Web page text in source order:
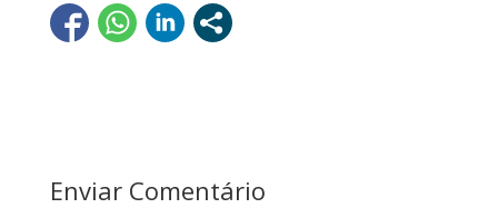
Enviar Comentário